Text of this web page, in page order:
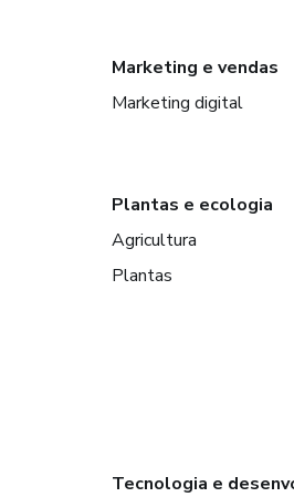
Marketing e vendas
Marketing digital
Plantas e ecologia
Agricultura
Plantas
Tecnologia e